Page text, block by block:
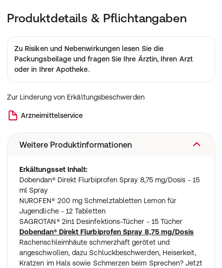
Produktdetails & Pflichtangaben
Zu Risiken und Nebenwirkungen lesen Sie die
Packungsbeilage und fragen Sie Ihre Ärztin, Ihren Arzt
oder in Ihrer Apotheke.
Zur Linderung von Erkältungsbeschwerden
Arzneimittelservice
Weitere Produktinformationen
Erkältungsset Inhalt:
Dobendan® Direkt Flurbiprofen Spray 8,75 mg/Dosis - 15
ml Spray
NUROFEN® 200 mg Schmelztabletten Lemon für
Jugendliche - 12 Tabletten
SAGROTAN® 2in1 Desinfektions-Tücher - 15 Tücher
Dobendan® Direkt Flurbiprofen Spray 8,75 mg/Dosis
Rachenschleimhäute schmerzhaft gerötet und
angeschwollen, dazu Schluckbeschwerden, Heiserkeit,
Kratzen im Hals sowie Schmerzen beim Sprechen? Jetzt